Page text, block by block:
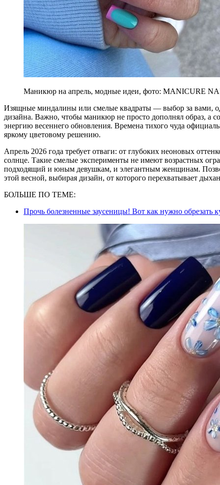
Маникюр на апрель, модные идеи, фото: MANICURE
Изящные миндалины или смелые квадраты — выбор за вами,
дизайна. Важно, чтобы маникюр не просто дополнял образ, а
энергию весеннего обновления. Времена тихого чуда
яркому цветовому решению.
Апрель 2026 года требует отваги: от глубоких неоновых
солнце. Такие смелые эксперименты не имеют возрастных
подходящий и юным девушкам, и элегантным женщинам.
этой весной, выбирая дизайн, от которого перехватывает
БОЛЬШЕ ПО ТЕМЕ:
Прочь болезненные заусеницы! Вот как нужно обрезать